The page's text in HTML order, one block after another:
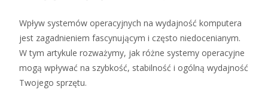
Wpływ systemów operacyjnych na wydajność komputera
jest zagadnieniem fascynującym i często niedocenianym.
W tym artykule rozważymy, jak różne systemy operacyjne
mogą wpływać na szybkość, stabilność i ogólną wydajność
Twojego sprzętu.